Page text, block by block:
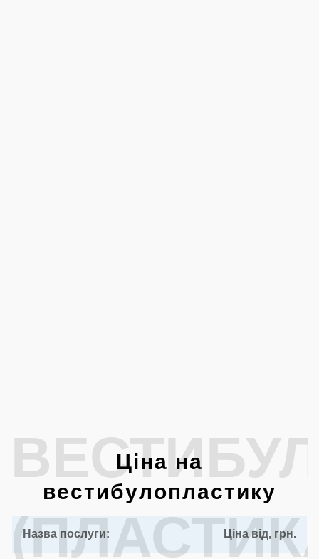
Ціна на
вестибулопластику
Назва послуги: Ціна від, грн.